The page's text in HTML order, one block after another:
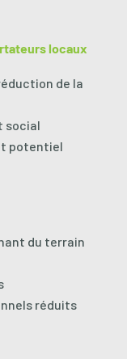
locaux
de la
social
potentiel
du terrain
réduits